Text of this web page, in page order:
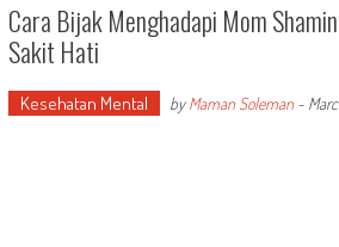
Cara Bijak Menghadapi Mom
Sakit Hati
Kesehatan Mental byMaman Soleman-